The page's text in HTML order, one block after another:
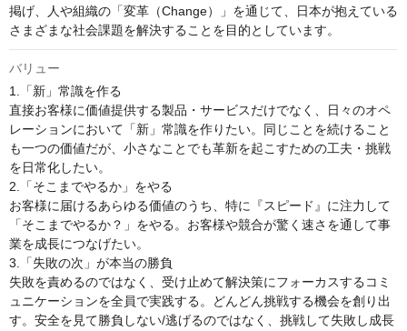
掲げ、人や組織の「変革（Change）」を通じて、日本が抱えている
さまざまな社会課題を解決することを目的としています。
バリュー
1.「新」常識を作る
直接お客様に価値提供する製品・サービスだけでなく、日々のオペ
レーションにおいて「新」常識を作りたい。同じことを続けること
も一つの価値だが、小さなことでも革新を起こすための工夫・挑戦
を日常化したい。
2.「そこまでやるか」をやる
お客様に届けるあらゆる価値のうち、特に『スピード』に注力して
「そこまでやるか？」をやる。お客様や競合が驚く速さを通して事
業を成長につなげたい。
3.「失敗の次」が本当の勝負
失敗を責めるのではなく、受け止めて解決策にフォーカスするコミ
ュニケーションを全員で実践する。どんどん挑戦する機会を創り出
す。安全を見て勝負しない/逃げるのではなく、挑戦して失敗し成長